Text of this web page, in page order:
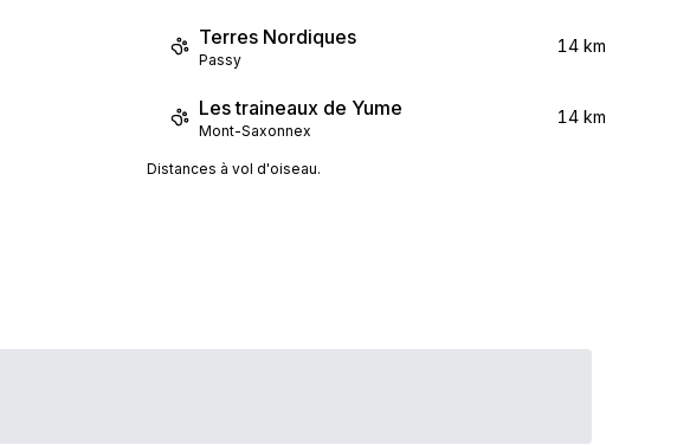
Terres Nordiques
Passy
14 km
Les traineaux de Yume
Mont-Saxonnex
14 km
Distances à vol d'oiseau.